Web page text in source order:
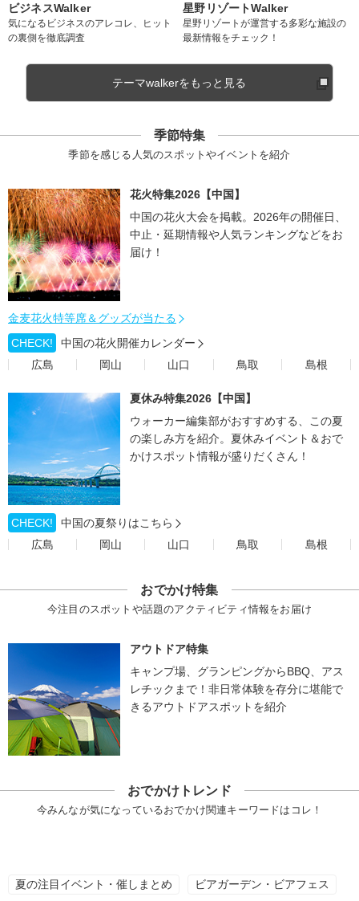
ビジネスWalker
気になるビジネスのアレコレ、ヒット
の裏側を徹底調査
星野リゾートWalker
星野リゾートが運営する多彩な施設の
最新情報をチェック！
テーマwalkerをもっと見る
季節特集
季節を感じる人気のスポットやイベントを紹介
花火特集2026【中国】
中国の花火大会を掲載。2026年の開催日、
中止・延期情報や人気ランキングなどをお
届け！
金麦花火特等席＆グッズが当たる
CHECK!
中国の花火開催カレンダー
広島
岡山 山口 鳥取 島根
夏休み特集2026【中国】
ウォーカー編集部がおすすめする、この夏
の楽しみ方を紹介。夏休みイベント＆おで
かけスポット情報が盛りだくさん！
CHECK!
中国の夏祭りはこちら
広島
岡山 山口 鳥取 島根
おでかけ特集
今注目のスポットや話題のアクティビティ情報をお届け
アウトドア特集
キャンプ場、グランピングからBBQ、アス
レチックまで！非日常体験を存分に堪能で
きるアウトドアスポットを紹介
おでかけトレンド
今みんなが気になっているおでかけ関連キーワードはコレ！
夏の注目イベント・催しまとめ ビアガーデン・ビアフェス